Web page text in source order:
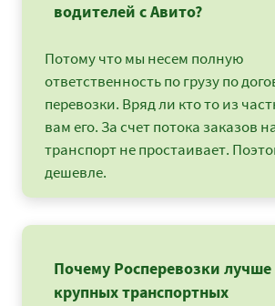
водителей с Авито?
Потому что мы несем полную
ответственность по грузу по
перевозки. Вряд ли кто то из
вам его. За счет потока заказов
транспорт не простаивает.
дешевле.
Почему Росперевозки лучше
крупных транспортных